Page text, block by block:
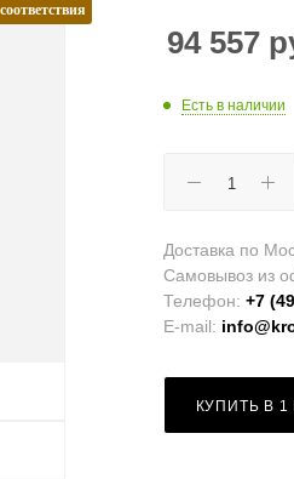
94 557
Есть в наличии
Доставка по
Самовывоз из
Телефон:+7
E-mail:
КУПИТЬ В 1